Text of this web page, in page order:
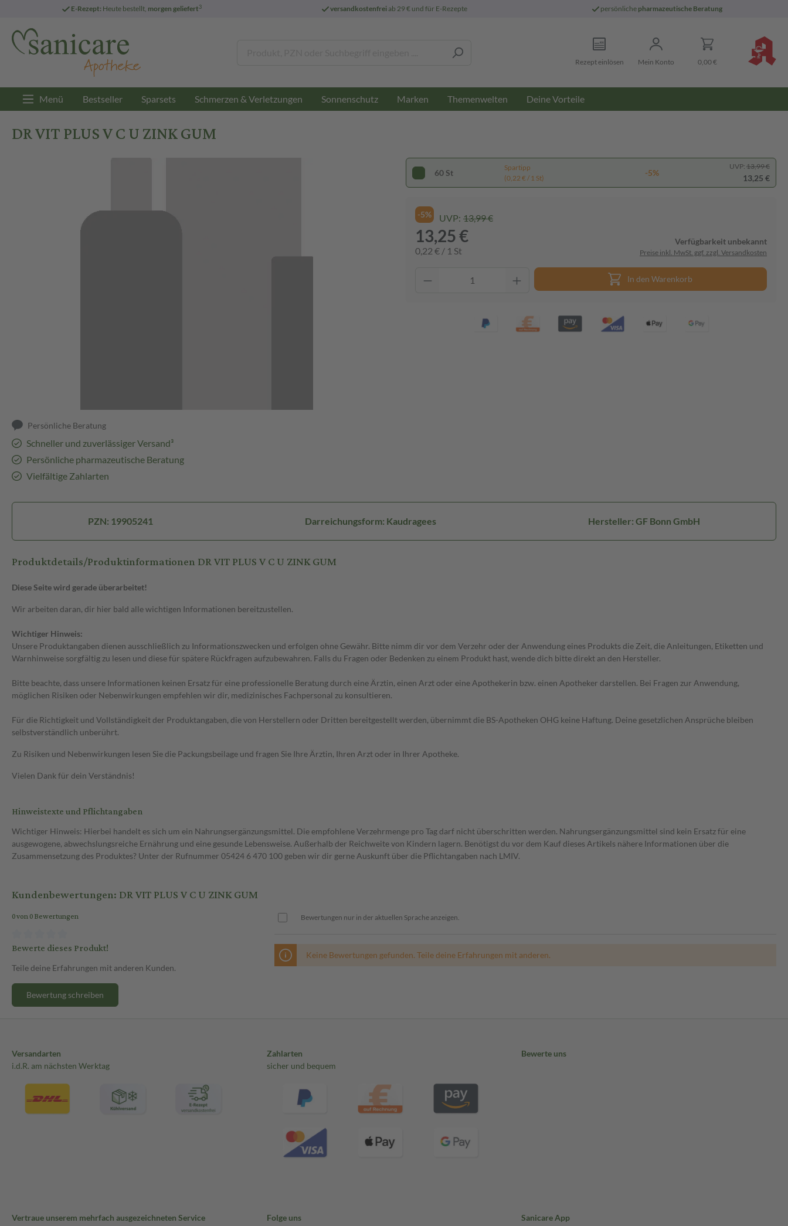
E-Rezept: Heute bestellt, morgen geliefert3 versandkostenfreiab 29 € und für E-Rezepte persönliche pharmazeutische Beratung
Rezept einlösen Mein Konto 0,00 €
Menü Bestseller Sparsets Schmerzen & Verletzungen Sonnenschutz Marken Themenwelten Deine Vorteile
DR VIT PLUS V C U ZINK GUM
Persönliche Beratung
Schneller und zuverlässiger Versand³
Persönliche pharmazeutische Beratung
Vielfältige Zahlarten
60 St
Spartipp
(0,22 € / 1 St)
-5%
UVP: 13,99 €
13,25 €
-5% UVP: 13,99 €
13,25 €
0,22 € / 1 St
Verfügbarkeit unbekannt
Preise inkl. MwSt. ggf. zzgl. Versandkosten
In den Warenkorb
PZN: 19905241 Darreichungsform: Kaudragees Hersteller: GF Bonn GmbH
Produktdetails/Produktinformationen DR VIT PLUS V C U ZINK GUM
Diese Seite wird gerade überarbeitet!
Wir arbeiten daran, dir hier bald alle wichtigen Informationen bereitzustellen.
Wichtiger Hinweis:
Unsere Produktangaben dienen ausschließlich zu Informationszwecken und erfolgen ohne Gewähr. Bitte nimm dir vor dem Verzehr oder der Anwendung eines Produkts die Zeit, die Anleitungen, Etiketten und
Warnhinweise sorgfältig zu lesen und diese für spätere Rückfragen aufzubewahren. Falls du Fragen oder Bedenken zu einem Produkt hast, wende dich bitte direkt an den Hersteller.
Bitte beachte, dass unsere Informationen keinen Ersatz für eine professionelle Beratung durch eine Ärztin, einen Arzt oder eine Apothekerin bzw. einen Apotheker darstellen. Bei Fragen zur Anwendung,
möglichen Risiken oder Nebenwirkungen empfehlen wir dir, medizinisches Fachpersonal zu konsultieren.
Für die Richtigkeit und Vollständigkeit der Produktangaben, die von Herstellern oder Dritten bereitgestellt werden, übernimmt die BS-Apotheken OHG keine Haftung. Deine gesetzlichen Ansprüche bleiben
selbstverständlich unberührt.
Zu Risiken und Nebenwirkungen lesen Sie die Packungsbeilage und fragen Sie Ihre Ärztin, Ihren Arzt oder in Ihrer Apotheke.
Vielen Dank für dein Verständnis!
Hinweistexte und Pflichtangaben
Wichtiger Hinweis: Hierbei handelt es sich um ein Nahrungsergänzungsmittel. Die empfohlene Verzehrmenge pro Tag darf nicht überschritten werden. Nahrungsergänzungsmittel sind kein Ersatz für eine
ausgewogene, abwechslungsreiche Ernährung und eine gesunde Lebensweise. Außerhalb der Reichweite von Kindern lagern. Benötigst du vor dem Kauf dieses Artikels nähere Informationen über die
Zusammensetzung des Produktes? Unter der Rufnummer 05424 6 470 100 geben wir dir gerne Auskunft über die Pflichtangaben nach LMIV.
Kundenbewertungen: DR VIT PLUS V C U ZINK GUM
0 von 0 Bewertungen
Bewerte dieses Produkt!
Teile deine Erfahrungen mit anderen Kunden.
Bewertung schreiben
Bewertungen nur in der aktuellen Sprache anzeigen.
Keine Bewertungen gefunden. Teile deine Erfahrungen mit anderen.
Versandarten
i.d.R. am nächsten Werktag
Zahlarten
sicher und bequem
Bewerte uns
Vertraue unserem mehrfach ausgezeichneten Service Folge uns Sanicare App